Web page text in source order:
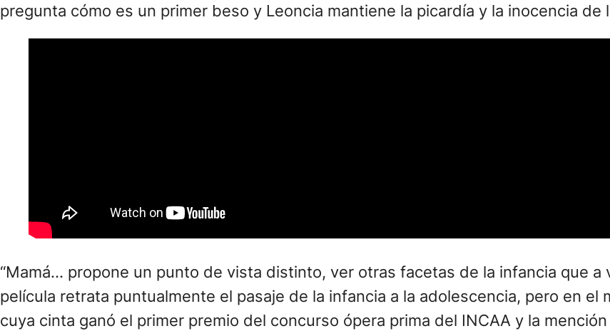
pregunta cómo es un primer beso y Leoncia mantiene la picardía y la inocencia de
“Mamá… propone un punto de vista distinto, ver otras facetas de la infancia que a
película retrata puntualmente el pasaje de la infancia a la adolescencia, pero en el
cuya cinta ganó el primer premio del concurso ópera prima del INCAA y la